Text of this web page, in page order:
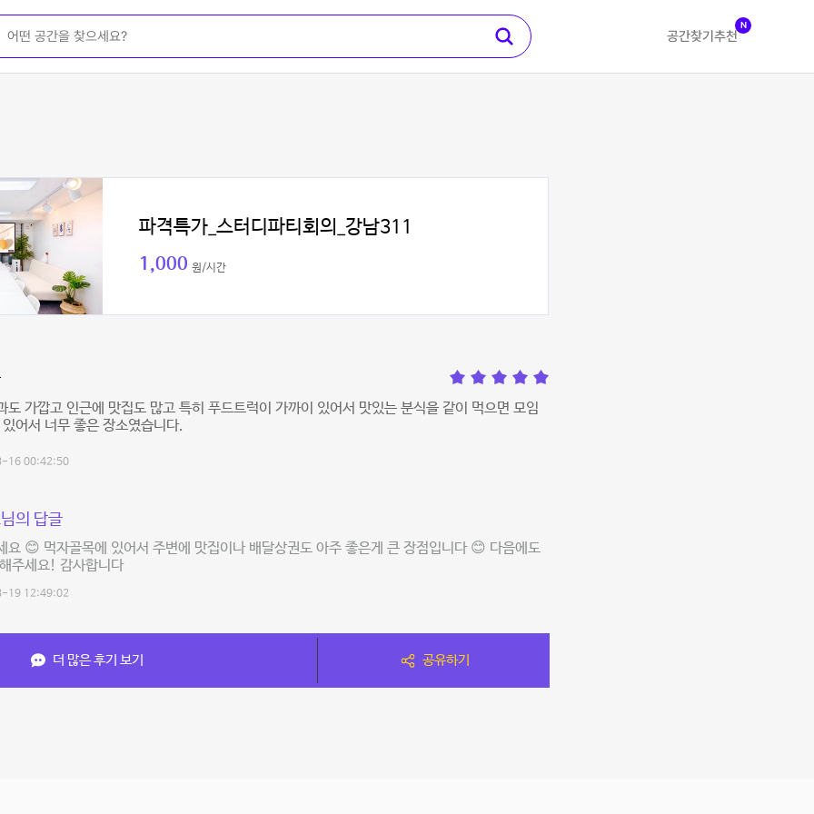
공간찾기 추천
N
파격특가_스터디파티회의_강남311
1,000 원/시간
도 가깝고 인근에 맛집도 많고 특히 푸드트럭이 가까이 있어서 맛있는 분식을 같이 먹으면 모임
어서 너무 좋은 장소였습니다.
16 00:42:50
의 답글
요 😊 먹자골목에 있어서 주변에 맛집이나 배달상권도 아주 좋은게 큰 장점입니다 😊 다음에도
주세요! 감사합니다
19 12:49:02
더 많은 후기 보기 공유하기